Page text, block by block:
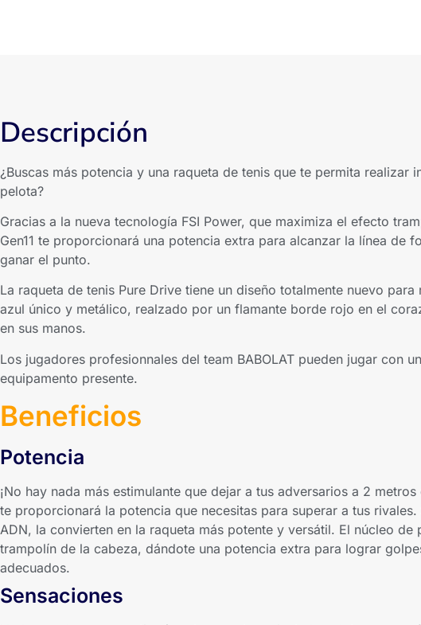
Descripción
¿Buscas más potencia y una raqueta de tenis que te permita realizar
pelota?
Gracias a la nueva tecnología FSI Power, que maximiza el efecto
Gen11 te proporcionará una potencia extra para alcanzar la línea de
ganar el punto.
La raqueta de tenis Pure Drive tiene un diseño totalmente nuevo
azul único y metálico, realzado por un flamante borde rojo en el
en sus manos.
Los jugadores profesionnales del team BABOLAT pueden jugar con
equipamento presente.
Beneficios
Potencia
¡No hay nada más estimulante que dejar a tus adversarios a 2 metros
te proporcionará la potencia que necesitas para superar a tus
ADN, la convierten en la raqueta más potente y versátil. El núcleo
trampolín de la cabeza, dándote una potencia extra para lograr
adecuados.
Sensaciones